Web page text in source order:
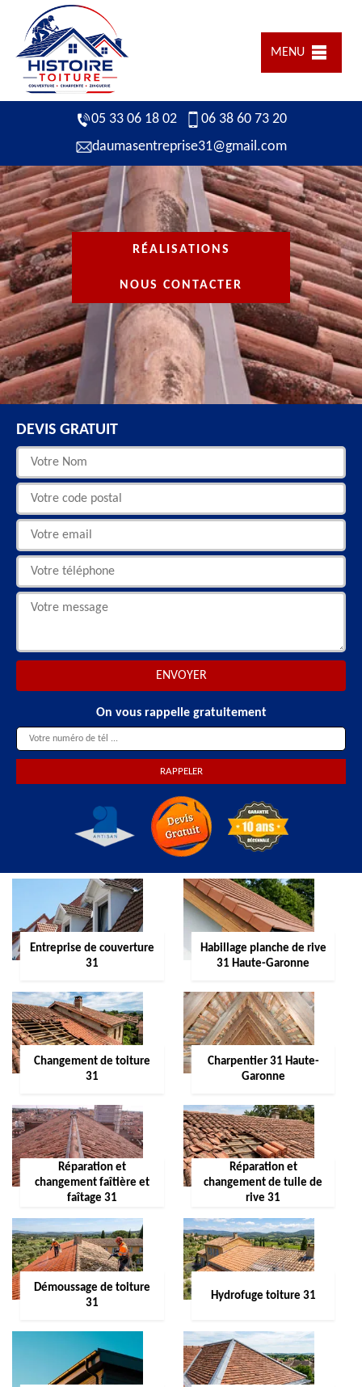
MENU
05 33 06 18 02
06 38 60 73 20
daumasentreprise31@gmail.com
RÉALISATIONS
NOUS CONTACTER
DEVIS GRATUIT
On vous rappelle gratuitement
Entreprise de couverture
31
Habillage planche de rive
31 Haute-Garonne
Changement de toiture
31
Charpentier 31 Haute-
Garonne
Réparation et
changement faîtière et
faîtage 31
Réparation et
changement de tuile de
rive 31
Démoussage de toiture
31
Hydrofuge toiture 31